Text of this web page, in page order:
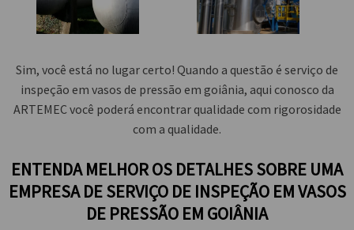
Sim, você está no lugar certo! Quando a questão é serviço de
inspeção em vasos de pressão em goiânia, aqui conosco da
ARTEMEC você poderá encontrar qualidade com rigorosidade
com a qualidade.
ENTENDA MELHOR OS DETALHES SOBRE UMA
EMPRESA DE SERVIÇO DE INSPEÇÃO EM VASOS
DE PRESSÃO EM GOIÂNIA